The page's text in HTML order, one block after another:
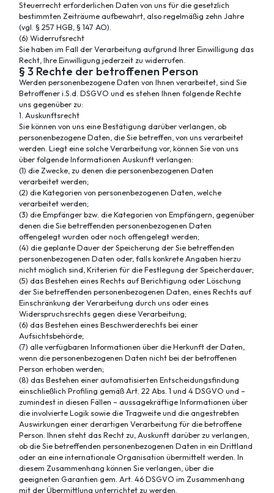
Steuerrecht erforderlichen Daten von uns für die gesetzlich
bestimmten Zeiträume aufbewahrt, also regelmäßig zehn Jahre
(vgl. § 257 HGB, § 147 AO).
(6) Widerrufsrecht
Sie haben im Fall der Verarbeitung aufgrund Ihrer Einwilligung das
Recht, Ihre Einwilligung jederzeit zu widerrufen.
§ 3 Rechte der betroffenen Person
Werden personenbezogene Daten von Ihnen verarbeitet, sind Sie
Betroffener i.S.d. DSGVO und es stehen Ihnen folgende Rechte
uns gegenüber zu:
1. Auskunftsrecht
Sie können von uns eine Bestätigung darüber verlangen, ob
personenbezogene Daten, die Sie betreffen, von uns verarbeitet
werden. Liegt eine solche Verarbeitung vor, können Sie von uns
über folgende Informationen Auskunft verlangen:
(1) die Zwecke, zu denen die personenbezogenen Daten
verarbeitet werden;
(2) die Kategorien von personenbezogenen Daten, welche
verarbeitet werden;
(3) die Empfänger bzw. die Kategorien von Empfängern, gegenüber
denen die Sie betreffenden personenbezogenen Daten
offengelegt wurden oder noch offengelegt werden;
(4) die geplante Dauer der Speicherung der Sie betreffenden
personenbezogenen Daten oder, falls konkrete Angaben hierzu
nicht möglich sind, Kriterien für die Festlegung der Speicherdauer;
(5) das Bestehen eines Rechts auf Berichtigung oder Löschung
der Sie betreffenden personenbezogenen Daten, eines Rechts auf
Einschränkung der Verarbeitung durch uns oder eines
Widerspruchsrechts gegen diese Verarbeitung;
(6) das Bestehen eines Beschwerderechts bei einer
Aufsichtsbehörde;
(7) alle verfügbaren Informationen über die Herkunft der Daten,
wenn die personenbezogenen Daten nicht bei der betroffenen
Person erhoben werden;
(8) das Bestehen einer automatisierten Entscheidungsfindung
einschließlich Profiling gemäß Art. 22 Abs. 1 und 4 DSGVO und –
zumindest in diesen Fällen – aussagekräftige Informationen über
die involvierte Logik sowie die Tragweite und die angestrebten
Auswirkungen einer derartigen Verarbeitung für die betroffene
Person. Ihnen steht das Recht zu, Auskunft darüber zu verlangen,
ob die Sie betreffenden personenbezogenen Daten in ein Drittland
oder an eine internationale Organisation übermittelt werden. In
diesem Zusammenhang können Sie verlangen, über die
geeigneten Garantien gem. Art. 46 DSGVO im Zusammenhang
mit der Übermittlung unterrichtet zu werden.